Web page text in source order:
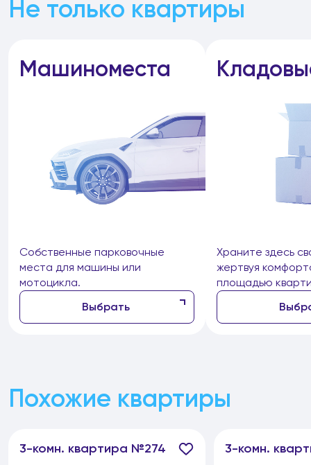
Не только квартиры
Машиноместа
Собственные парковочные
места для машины или
мотоцикла.
Выбрать
Храните здесь
жертвуя
площадью
Похожие квартиры
3-комн. квартира №274 3-комн.